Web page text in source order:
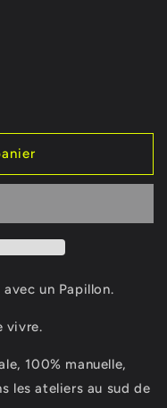
un Papillon.
vivre.
100% manuelle,
les ateliers au sud de